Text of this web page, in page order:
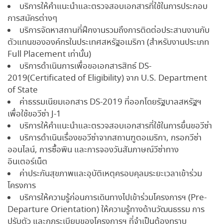
บริการให้คำแนะนำและตรวจสอบเอกสารที่ใช้ในการประกอบ
การสมัครต่างๆ
บริการจัดหาสถานที่ฝึกงานรวมถึงการติดต่อประสานงานกับ
ตัวแทนขององค์กรในประเทศสหรัฐอเมริกา (สำหรับงานประเภท
Full Placement เท่านั้น)
บริการดำเนินการเพื่อขอเอกสารสิทธ์ DS-
2019(Certificated of Eligibility) จาก U.S. Department
of State
ค่าธรรมเนียมเอกสาร DS-2019 ที่ออกโดยรัฐบาลสหรัฐฯ
เพื่อใช้ขอวีซ่า J-1
บริการให้คำแนะนำและตรวจสอบเอกสารที่ใช้ในการยื่นขอวีซ่า
บริการดำเนินเรื่องขอวีซ่าจากสถานฑูตอเมริกา, กรอกวีซ่า
ออนไลน์, การซื้อพิน และการจองวันสัมภาษณ์วีซ่าทาง
อินเตอร์เน็ต
ค่าประกันสุขภาพและอุบัติเหตุครอบคุลมระยะเวลาเข้าร่วม
โครงการ
บริการให้ความรู้ก่อนการเดินทางไปเข้าร่วมโครงการฯ (Pre-
Departure Orientation) ให้ความรู้ทางด้านวัฒนธรรม การ